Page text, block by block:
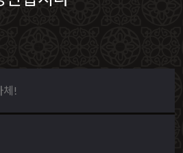
체!